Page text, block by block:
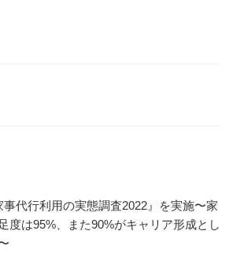
事代行利用の実態調査2022』を実施〜家
度は95%、また90%がキャリア形成とし